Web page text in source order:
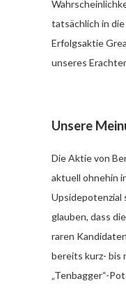
tatsächlich in
Erfolgsaktie
unseres
Unsere
Die Aktie von
aktuell ohnehin
glauben, dass
raren
bereits kurz-
„Tenbagger“-